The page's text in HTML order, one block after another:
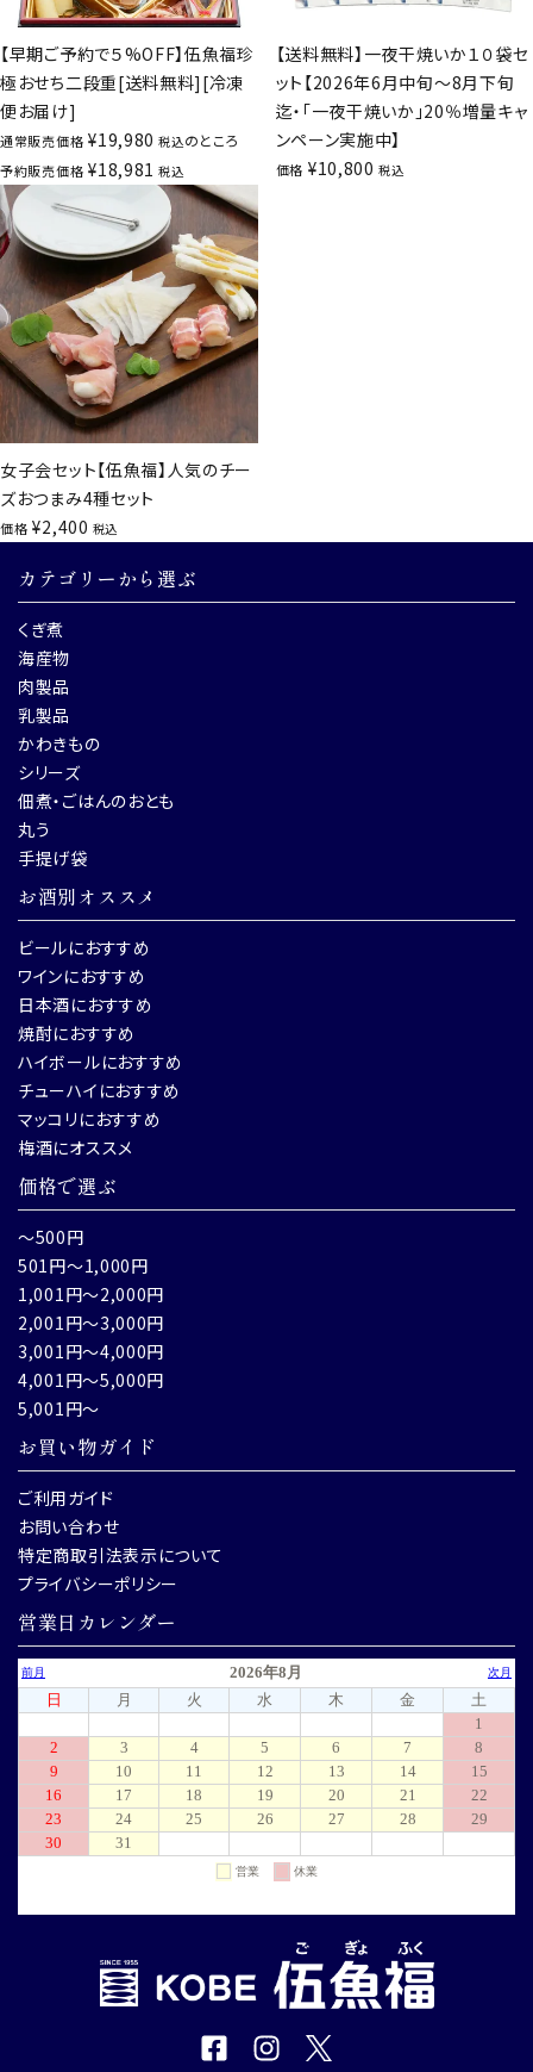
【早期ご予約で５%OFF】伍魚福珍
極おせち二段重[送料無料][冷凍
便お届け]
通常販売価格 ¥19,980 税込のところ
予約販売価格 ¥18,981 税込
【送料無料】一夜干焼いか１０袋セ
ット【2026年6月中旬～8月下旬
迄・「一夜干焼いか」20％増量キャ
ンペーン実施中】
価格 ¥10,800 税込
女子会セット【伍魚福】人気のチー
ズおつまみ4種セット
価格 ¥2,400 税込
カテゴリーから選ぶ
くぎ煮
海産物
肉製品
乳製品
かわきもの
シリーズ
佃煮・ごはんのおとも
丸う
手提げ袋
お酒別オススメ
ビールにおすすめ
ワインにおすすめ
日本酒におすすめ
焼酎におすすめ
ハイボールにおすすめ
チューハイにおすすめ
マッコリにおすすめ
梅酒にオススメ
価格で選ぶ
～500円
501円～1,000円
1,001円～2,000円
2,001円～3,000円
3,001円～4,000円
4,001円～5,000円
5,001円～
お買い物ガイド
ご利用ガイド
お問い合わせ
特定商取引法表示について
プライバシーポリシー
営業日カレンダー